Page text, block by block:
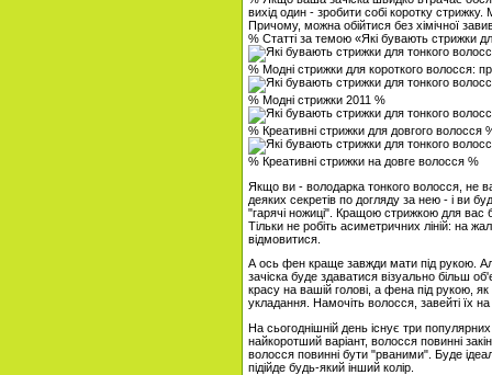
вихід один - зробити собі коротку
Причому, можна обійтися без хімічної
% Статті за темою «Які бувають стрижки
% Модні стрижки для короткого волосся:
% Модні стрижки 2011 %
% Креативні стрижки для довгого волосся
% Креативні стрижки на довге волосся %
Якщо ви - володарка тонкого волосся, не
деяких секретів по догляду за нею - і ви
"гарячі ножиці". Кращою стрижкою для вас
Тільки не робіть асиметричних ліній: на
відмовитися.
А ось фен краще завжди мати під рукою.
зачіска буде здаватися візуально більш
красу на вашій голові, а фена під рукою,
укладання. Намочіть волосся, завейті їх
На сьогоднішній день існує три
найкоротший варіант, волосся повинні
волосся повинні бути "рваними". Буде
підійде будь-який інший колір.